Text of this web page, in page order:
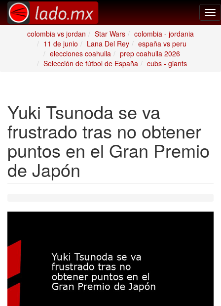
colombia vs jordan
Star Wars
colombia - jordania
11 de junio
Lana Del Rey
españa vs peru
elecciones coahuila
prep coahuila 2026
Selección de fútbol de España
cubs - giants
Yuki Tsunoda se va
frustrado tras no obtener
puntos en el Gran Premio
de Japón